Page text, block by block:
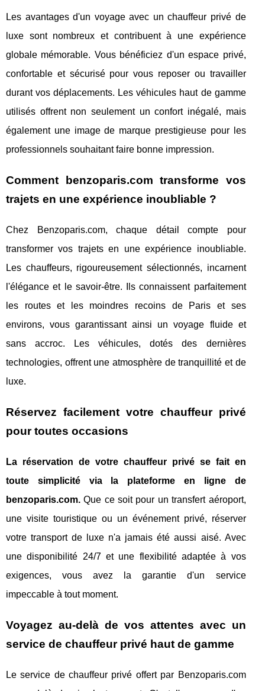
Les avantages d'un voyage avec un chauffeur privé de
luxe sont nombreux et contribuent à une expérience
globale mémorable. Vous bénéficiez d'un espace privé,
confortable et sécurisé pour vous reposer ou travailler
durant vos déplacements. Les véhicules haut de gamme
utilisés offrent non seulement un confort inégalé, mais
également une image de marque prestigieuse pour les
professionnels souhaitant faire bonne impression.
Comment benzoparis.com transforme vos
trajets en une expérience inoubliable ?
Chez Benzoparis.com, chaque détail compte pour
transformer vos trajets en une expérience inoubliable.
Les chauffeurs, rigoureusement sélectionnés, incarnent
l'élégance et le savoir-être. Ils connaissent parfaitement
les routes et les moindres recoins de Paris et ses
environs, vous garantissant ainsi un voyage fluide et
sans accroc. Les véhicules, dotés des dernières
technologies, offrent une atmosphère de tranquillité et de
luxe.
Réservez facilement votre chauffeur privé
pour toutes occasions
La réservation de votre chauffeur privé se fait en
toute simplicité via la plateforme en ligne de
benzoparis.com. Que ce soit pour un transfert aéroport,
une visite touristique ou un événement privé, réserver
votre transport de luxe n'a jamais été aussi aisé. Avec
une disponibilité 24/7 et une flexibilité adaptée à vos
exigences, vous avez la garantie d'un service
impeccable à tout moment.
Voyagez au-delà de vos attentes avec un
service de chauffeur privé haut de gamme
Le service de chauffeur privé offert par Benzoparis.com